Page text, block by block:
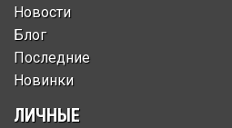
Новости
Блог
Последние
Новинки
ЛИЧНЫЕ